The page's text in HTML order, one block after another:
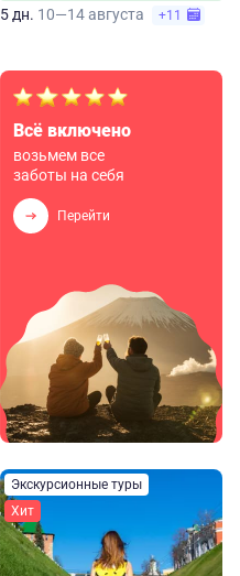
5 дн. 10—14 августа +11
Всё включено
возьмем все
заботы на себя
Перейти
Экскурсионные туры
Хит